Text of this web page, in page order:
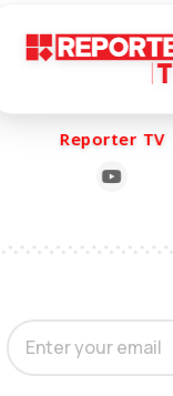
Reporter TV